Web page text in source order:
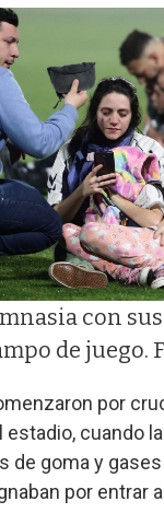
con
de juego.
por
cuando
de goma y
por entrar